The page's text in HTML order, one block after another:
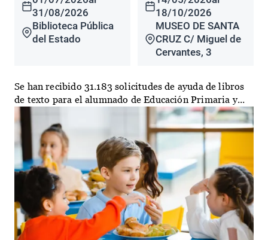
31/08/2026
Biblioteca Pública
del Estado
18/10/2026
MUSEO DE SANTA
CRUZ C/ Miguel de
Cervantes, 3
Se han recibido 31.183 solicitudes de ayuda de libros
de texto para el alumnado de Educación Primaria y...